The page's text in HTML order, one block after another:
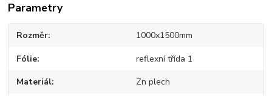
Parametry
Rozměr 1000x1500mm
Fólie reflexní třída 1
Materiál Zn plech